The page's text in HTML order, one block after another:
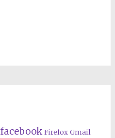
facebook Firefox Gmail